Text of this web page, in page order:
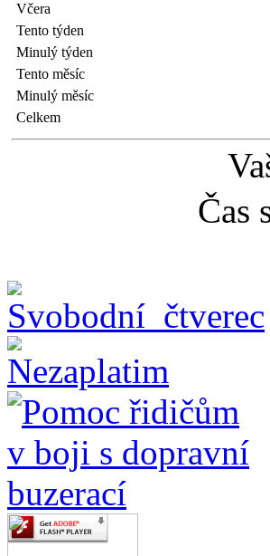
Včera
Tento týden
Minulý týden
Tento měsíc
Minulý měsíc
Celkem
Čas